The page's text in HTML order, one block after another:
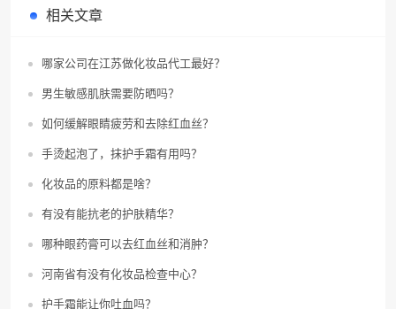
相关文章
哪家公司在江苏做化妆品代工最好？
男生敏感肌肤需要防晒吗？
如何缓解眼睛疲劳和去除红血丝？
手烫起泡了，抹护手霜有用吗？
化妆品的原料都是啥？
有没有能抗老的护肤精华？
哪种眼药膏可以去红血丝和消肿？
河南省有没有化妆品检查中心？
护手霜能让你吐血吗？